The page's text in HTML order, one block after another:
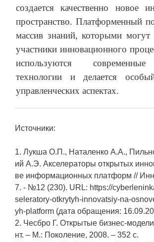
создается качественно новое
пространство. Платформенный
массив знаний, которыми могут
участники инновационного
используются
технологии и делается
управленческих аспектах.
Источники:
1. Лукша О.П., Наталенко А.А.,
ий А.Э. Акселераторы открытых
ве информационных платформ //
7. - №12 (230). URL: https://
seleratory-otkrytyh-innovatsiy-na-
yh-platform (дата обращения:
2. Чесбро Г. Открытые бизнес-
нт. – М.: Поколение, 2008. – 352 с.